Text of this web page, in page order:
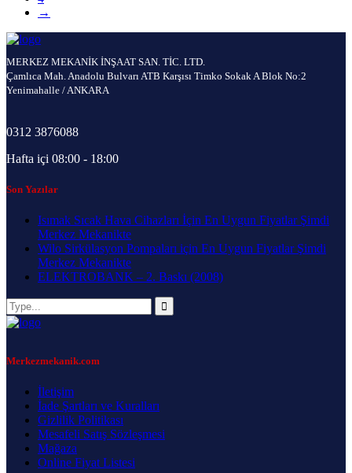
→
MERKEZ MEKANİK İNŞAAT SAN. TİC. LTD.
Çamlıca Mah. Anadolu Bulvarı ATB Karşısı Timko Sokak A Blok No:2
Yenimahalle / ANKARA
0312 3876088
Hafta içi 08:00 - 18:00
Son Yazılar
Isımak Sıcak Hava Cihazları İçin En Uygun Fiyatlar Şimdi
Merkez Mekanikte
Wilo Sirkülasyon Pompaları için En Uygun Fiyatlar Şimdi
Merkez Mekanikte
ELEKTROBANK – 2. Baskı (2008)
Merkezmekanik.com
İletişim
İade Şartları ve Kuralları
Gizlilik Politikası
Mesafeli Satış Sözleşmesi
Mağaza
Online Fiyat Listesi